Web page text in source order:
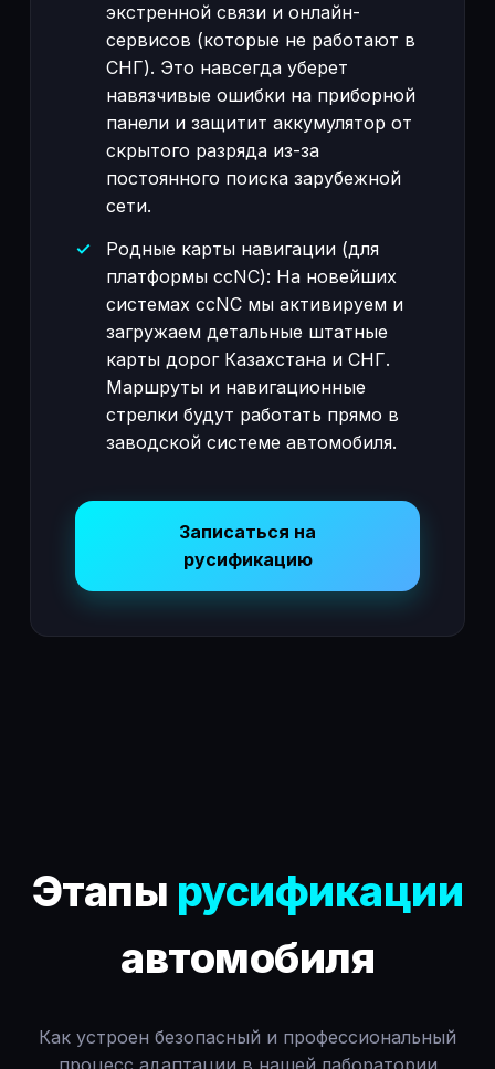
экстренной связи и онлайн-
сервисов (которые не работают в
СНГ). Это навсегда уберет
навязчивые ошибки на приборной
панели и защитит аккумулятор от
скрытого разряда из-за
постоянного поиска зарубежной
сети.
Родные карты навигации (для
платформы ccNC): На новейших
системах ccNC мы активируем и
загружаем детальные штатные
карты дорог Казахстана и СНГ.
Маршруты и навигационные
стрелки будут работать прямо в
заводской системе автомобиля.
Записаться на
русификацию
Этапы русификации
автомобиля
Как устроен безопасный и профессиональный
процесс адаптации в нашей лаборатории